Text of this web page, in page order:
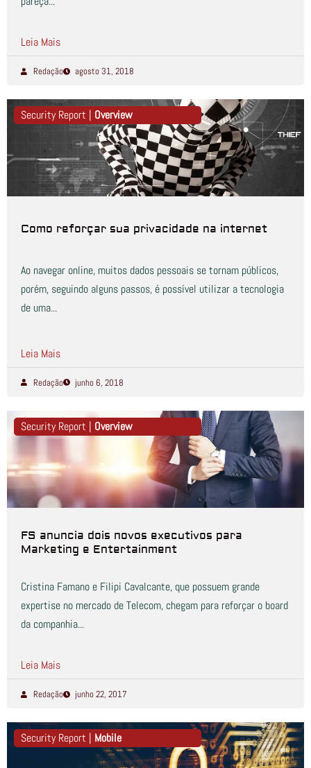
Leia Mais
Redação agosto 31, 2018
Security Report | Overview
Como reforçar sua privacidade na internet
Ao navegar online, muitos dados pessoais se tornam públicos,
porém, seguindo alguns passos, é possível utilizar a tecnologia
de uma...
Leia Mais
Redação junho 6, 2018
Security Report | Overview
FS anuncia dois novos executivos para
Marketing e Entertainment
Cristina Famano e Filipi Cavalcante, que possuem grande
expertise no mercado de Telecom, chegam para reforçar o board
da companhia...
Leia Mais
Redação junho 22, 2017
Security Report | Mobile